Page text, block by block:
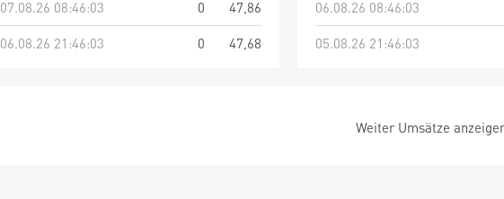
07.08.26 08:46:03
0
47,86
06.08.26 21:46:03
0 47,68
06.08.26 08:46:03
05.08.26 21:46:03
Weiter Umsätze